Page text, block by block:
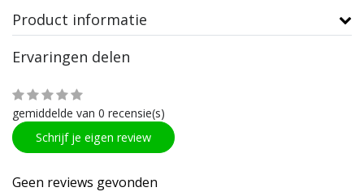
Product informatie
Ervaringen delen
gemiddelde van 0 recensie(s)
Schrijf je eigen review
Geen reviews gevonden